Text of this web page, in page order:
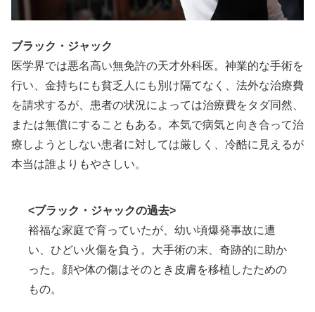
ブラック・ジャック
医学界では悪名高い無免許の天才外科医。神業的な手術を
行い、金持ちにも貧乏人にも別け隔てなく、法外な治療費
を請求するが、患者の状況によっては治療費をタダ同然、
または無償にすることもある。本気で病気と向き合って治
療しようとしない患者に対しては厳しく、冷酷に見えるが
本当は誰よりもやさしい。
<ブラック・ジャックの過去>
裕福な家庭で育っていたが、幼い頃爆発事故に遭
い、ひどい火傷を負う。大手術の末、奇跡的に助か
った。顔や体の傷はそのとき皮膚を移植したための
もの。